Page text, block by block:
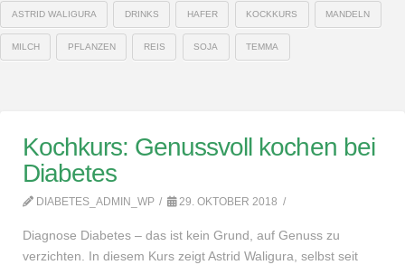
ASTRID WALIGURA DRINKS HAFER KOCKKURS MANDELN
MILCH PFLANZEN REIS SOJA TEMMA
Kochkurs: Genussvoll kochen bei
Diabetes
DIABETES_ADMIN_WP 29. OKTOBER 2018
Diagnose Diabetes – das ist kein Grund, auf Genuss zu
verzichten. In diesem Kurs zeigt Astrid Waligura, selbst seit